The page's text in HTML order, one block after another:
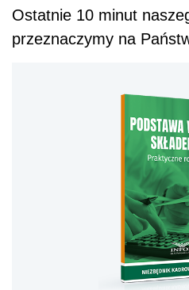
Ostatnie 10 minut
przeznaczymy na